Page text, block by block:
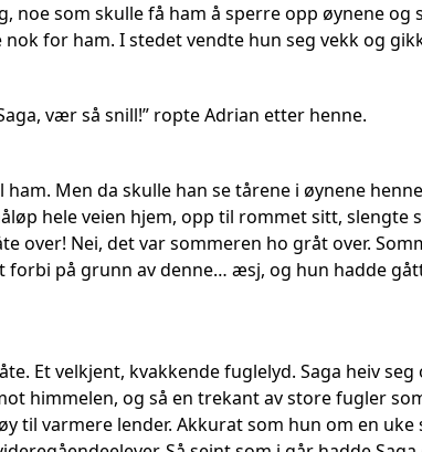
noe som skulle få ham å sperre opp øynene og
for ham. I stedet vendte hun seg vekk og
vær så snill!” ropte Adrian etter henne.
Men da skulle han se tårene i øynene
hele veien hjem, opp til rommet sitt, slengte
over! Nei, det var sommeren ho gråt over.
forbi på grunn av denne… æsj, og hun hadde
Et velkjent, kvakkende fuglelyd. Saga heiv
himmelen, og så en trekant av store fugler
til varmere lender. Akkurat som hun om en